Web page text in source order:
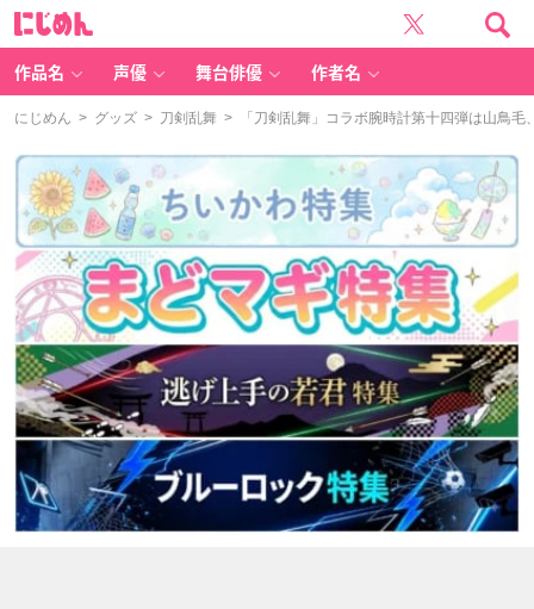
作品名 声優 舞台俳優 作者名
にじめん > グッズ > 刀剣乱舞 > 「刀剣乱舞」コラボ腕時計第十四弾は山鳥毛